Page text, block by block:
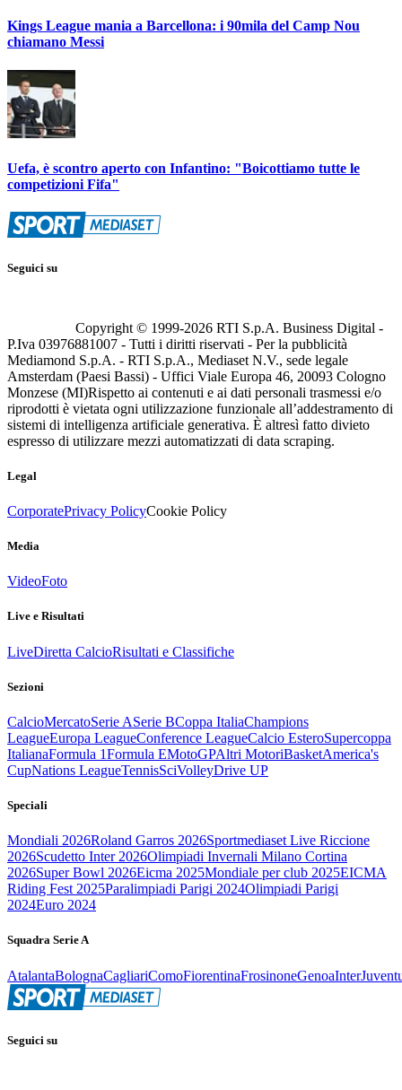
Kings League mania a Barcellona: i 90mila del Camp Nou
chiamano Messi
Uefa, è scontro aperto con Infantino: "Boicottiamo tutte le
competizioni Fifa"
Seguici su
Copyright © 1999-2026 RTI S.p.A. Business Digital -
P.Iva 03976881007 - Tutti i diritti riservati - Per la pubblicità
Mediamond S.p.A. - RTI S.p.A., Mediaset N.V., sede legale
Amsterdam (Paesi Bassi) - Uffici Viale Europa 46, 20093 Cologno
Monzese (MI)Rispetto ai contenuti e ai dati personali trasmessi e/o
riprodotti è vietata ogni utilizzazione funzionale all’addestramento di
sistemi di intelligenza artificiale generativa. È altresì fatto divieto
espresso di utilizzare mezzi automatizzati di data scraping.
Legal
CorporatePrivacy PolicyCookie Policy
Media
VideoFoto
Live e Risultati
LiveDiretta CalcioRisultati e Classifiche
Sezioni
CalcioMercatoSerie ASerie BCoppa ItaliaChampions
LeagueEuropa LeagueConference LeagueCalcio EsteroSupercoppa
ItalianaFormula 1Formula EMotoGPAltri MotoriBasketAmerica's
CupNations LeagueTennisSciVolleyDrive UP
Speciali
Mondiali 2026Roland Garros 2026Sportmediaset Live Riccione
2026Scudetto Inter 2026Olimpiadi Invernali Milano Cortina
2026Super Bowl 2026Eicma 2025Mondiale per club 2025EICMA
Riding Fest 2025Paralimpiadi Parigi 2024Olimpiadi Parigi
2024Euro 2024
Squadra Serie A
AtalantaBolognaCagliariComoFiorentinaFrosinoneGenoaInter
Seguici su